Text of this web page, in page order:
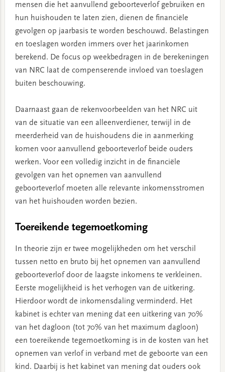
mensen die het aanvullend geboorteverlof gebruiken en
hun huishouden te laten zien, dienen de financiële
gevolgen op jaarbasis te worden beschouwd. Belastingen
en toeslagen worden immers over het jaarinkomen
berekend. De focus op weekbedragen in de berekeningen
van NRC laat de compenserende invloed van toeslagen
buiten beschouwing.
Daarnaast gaan de rekenvoorbeelden van het NRC uit
van de situatie van een alleenverdiener, terwijl in de
meerderheid van de huishoudens die in aanmerking
komen voor aanvullend geboorteverlof beide ouders
werken. Voor een volledig inzicht in de financiële
gevolgen van het opnemen van aanvullend
geboorteverlof moeten alle relevante inkomensstromen
van het huishouden worden bezien.
Toereikende tegemoetkoming
In theorie zijn er twee mogelijkheden om het verschil
tussen netto en bruto bij het opnemen van aanvullend
geboorteverlof door de laagste inkomens te verkleinen.
Eerste mogelijkheid is het verhogen van de uitkering.
Hierdoor wordt de inkomensdaling verminderd. Het
kabinet is echter van mening dat een uitkering van 70%
van het dagloon (tot 70% van het maximum dagloon)
een toereikende tegemoetkoming is in de kosten van het
opnemen van verlof in verband met de geboorte van een
kind. Daarbij is het kabinet van mening dat ouders ook